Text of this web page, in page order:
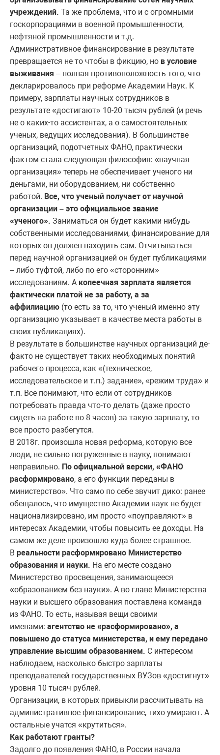
учреждений. Та же проблема, что и с огромными
госкорпорациями в военной промышленности,
нефтяной промышленности и т.д.
Административное финансирование в результате
превращается не то чтобы в фикцию, но в условие
выживания – полная противоположность того, что
декларировалось при реформе Академии Наук. К
примеру, зарплаты научных сотрудников в
результате «достигают» 10-20 тысяч рублей (и речь
не о каких-то ассистентах, а о самостоятельных
ученых, ведущих исследования). В большинстве
организаций, подотчетных ФАНО, практически
фактом стала следующая философия: «научная
организация» теперь не обеспечивает ученого ни
деньгами, ни оборудованием, ни собственно
работой. Все, что ученый получает от научной
организации – это официальное звание
«ученого». Заниматься он будет какими-нибудь
собственными исследованиями, финансирование для
которых он должен находить сам. Отчитываться
перед научной организацией он будет публикациями
– либо туфтой, либо по его «сторонним»
исследованиям. А копеечная зарплата является
фактически платой не за работу, а за
аффилиацию (то есть за то, что ученый именно эту
организацию указывает в качестве места работы в
своих публикациях).
В результате в большинстве научных организаций де-
факто не существует таких необходимых понятий
рабочего процесса, как «(техническое,
исследовательское и т.п.) задание», «режим труда» и
т.п. Все понимают, что если от сотрудников
потребовать правда что-то делать (даже просто
сидеть на работе по 8 часов) за такую зарплату, то
все просто разбегутся.
В 2018г. произошла новая реформа, которую все
люди, не сильно погруженные в науку, понимают
неправильно. По официальной версии, «ФАНО
расформировано, а его функции переданы в
министерство». Что само по себе звучит дико: ранее
обещалось, что имущество Академии наук не будет
национализировано, им просто «поуправляют» в
интересах Академии, чтобы повысить ее доходы. На
самом же деле произошло куда более страшное.
В реальности расформировано Министерство
образования и науки. На его месте создано
Министерство просвещения, занимающееся
«образованием без науки». А во главе Министерства
науки и высшего образования поставлена команда
из ФАНО. То есть, называя вещи своими
именами: агентство не «расформировано», а
повышено до статуса министерства, и ему передано
управление высшим образованием. С интересом
наблюдаем, насколько быстро зарплаты
преподавателей государственных ВУЗов «достигнут»
уровня 10 тысяч рублей.
Организации, в которых привыкли рассчитывать на
административное финансирование, тихо умирают. А
остальные учатся «крутиться».
Как работают гранты?
Задолго до появления ФАНО, в России начала